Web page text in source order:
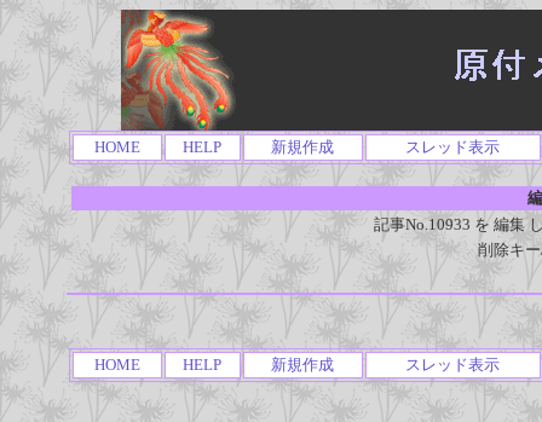
HOME HELP 新規作成 スレッド表示
記事No.10933 を 編集
削除キ
HOME HELP 新規作成 スレッド表示